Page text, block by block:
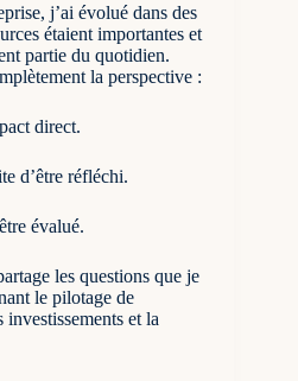
j’ai évolué dans des
étaient importantes et
partie du quotidien.
la perspective :
direct.
d’être réfléchi.
évalué.
les questions que je
le pilotage de
et la